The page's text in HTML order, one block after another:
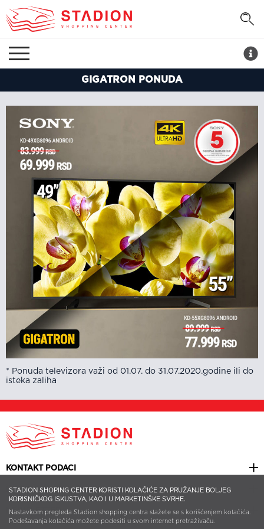
STADION SHOPING CENTER KORISTI KOLAČIĆE ZA PRUŽANJE BOLJEG
KORISNIČKOG ISKUSTVA, KAO I U MARKETINŠKE SVRHE.
Nastavkom pregleda Stadion shopping centra slažete se s korišćenjem kolačića.
Podešavanja kolačića možete podesiti u svom internet pretraživaču.
GIGATRON PONUDA
* Ponuda televizora važi od 01.07. do 31.07.2020.godine ili do
isteka zaliha
KONTAKT PODACI
KORISNI LINKOVI
NEWSLETTER